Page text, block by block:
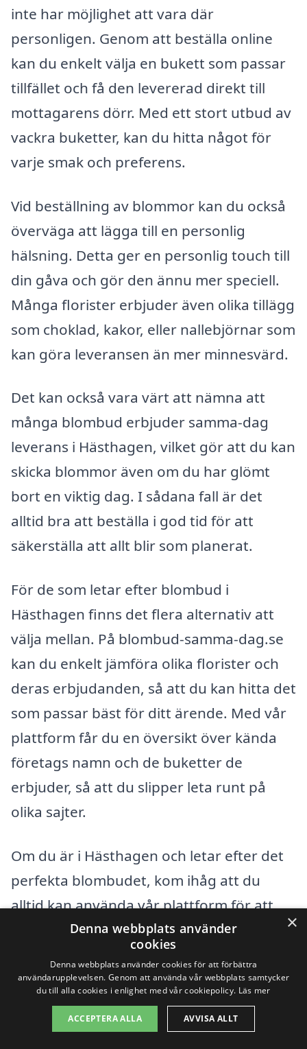
inte har möjlighet att vara där
personligen. Genom att beställa online
kan du enkelt välja en bukett som passar
tillfället och få den levererad direkt till
mottagarens dörr. Med ett stort utbud av
vackra buketter, kan du hitta något för
varje smak och preferens.
Vid beställning av blommor kan du också
överväga att lägga till en personlig
hälsning. Detta ger en personlig touch till
din gåva och gör den ännu mer speciell.
Många florister erbjuder även olika tillägg
som choklad, kakor, eller nallebjörnar som
kan göra leveransen än mer minnesvärd.
Det kan också vara värt att nämna att
många blombud erbjuder samma-dag
leverans i Hästhagen, vilket gör att du kan
skicka blommor även om du har glömt
bort en viktig dag. I sådana fall är det
alltid bra att beställa i god tid för att
säkerställa att allt blir som planerat.
För de som letar efter blombud i
Hästhagen finns det flera alternativ att
välja mellan. På blombud-samma-dag.se
kan du enkelt jämföra olika florister och
deras erbjudanden, så att du kan hitta det
som passar bäst för ditt ärende. Med vår
plattform får du en översikt över kända
företags namn och de buketter de
erbjuder, så att du slipper leta runt på
olika sajter.
Om du är i Hästhagen och letar efter det
perfekta blombudet, kom ihåg att du
alltid kan använda vår plattform för att
hitta det som passar bäst. Kom ihåg att
blommor är mer än bara en gåva; de är
ett sätt att uttrycka känslor, föra
människor närmare varandra, och sprida
glädje i vardagen. Så tveka inte att
×
Denna webbplats använder
cookies
Denna webbplats använder cookies för att förbättra
användarupplevelsen. Genom att använda vår webbplats samtycker
du till alla cookies i enlighet med vår cookiepolicy. Läs mer
ACCEPTERA ALLA AVVISA ALLT